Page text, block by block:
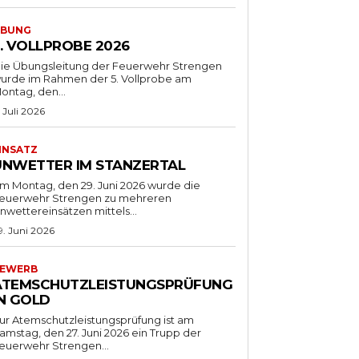
VOLLPROBE 2026
Übungsleitung der Feuerwehr Strengen
im Rahmen der 5. Vollprobe am
den...
Juli 2026
IM STANZERTAL
Montag, den 29. Juni 2026 wurde die
Strengen zu mehreren
mittels...
Juni 2026
GOLD
Atemschutzleistungsprüfung ist am
den 27. Juni 2026 ein Trupp der
Strengen...